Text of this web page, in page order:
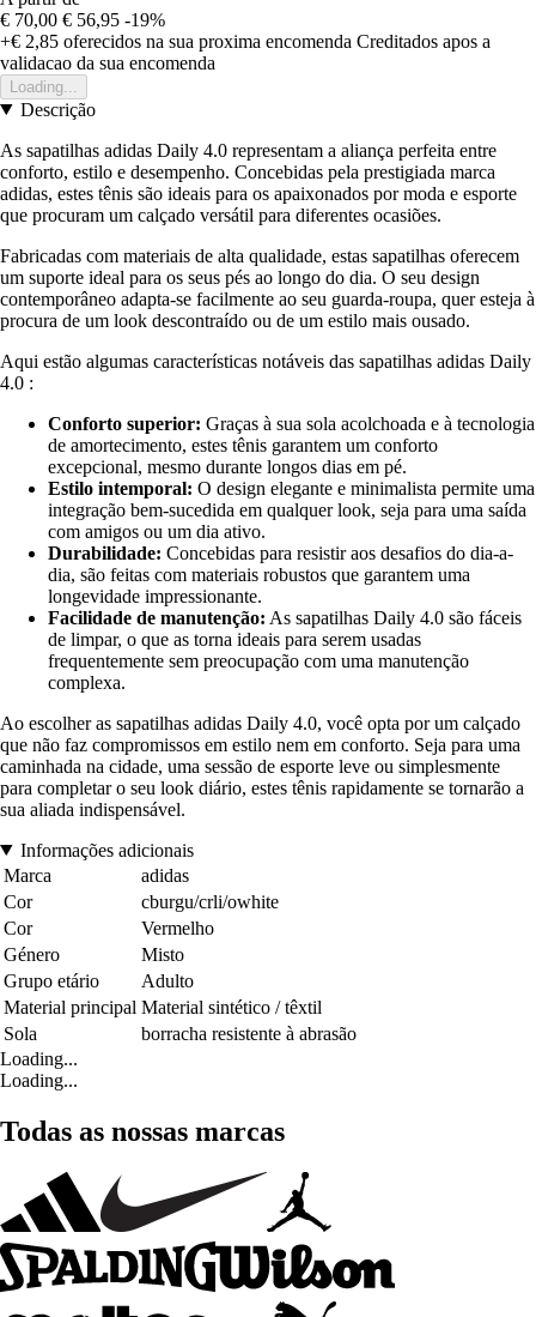
€ 70,00 € 56,95 -19%
+€ 2,85 oferecidos na sua proxima encomenda Creditados apos a
validacao da sua encomenda
Loading...
Descrição
As sapatilhas adidas Daily 4.0 representam a aliança perfeita entre
conforto, estilo e desempenho. Concebidas pela prestigiada marca
adidas, estes tênis são ideais para os apaixonados por moda e esporte
que procuram um calçado versátil para diferentes ocasiões.
Fabricadas com materiais de alta qualidade, estas sapatilhas oferecem
um suporte ideal para os seus pés ao longo do dia. O seu design
contemporâneo adapta-se facilmente ao seu guarda-roupa, quer esteja à
procura de um look descontraído ou de um estilo mais ousado.
Aqui estão algumas características notáveis das sapatilhas adidas Daily
4.0 :
Conforto superior: Graças à sua sola acolchoada e à tecnologia
de amortecimento, estes tênis garantem um conforto
excepcional, mesmo durante longos dias em pé.
Estilo intemporal: O design elegante e minimalista permite uma
integração bem-sucedida em qualquer look, seja para uma saída
com amigos ou um dia ativo.
Durabilidade: Concebidas para resistir aos desafios do dia-a-
dia, são feitas com materiais robustos que garantem uma
longevidade impressionante.
Facilidade de manutenção: As sapatilhas Daily 4.0 são fáceis
de limpar, o que as torna ideais para serem usadas
frequentemente sem preocupação com uma manutenção
complexa.
Ao escolher as sapatilhas adidas Daily 4.0, você opta por um calçado
que não faz compromissos em estilo nem em conforto. Seja para uma
caminhada na cidade, uma sessão de esporte leve ou simplesmente
para completar o seu look diário, estes tênis rapidamente se tornarão a
sua aliada indispensável.
Informações adicionais
Marca
adidas
Cor
cburgu/crli/owhite
Cor
Vermelho
Género
Misto
Grupo etário
Adulto
Material principal Material sintético / têxtil
Sola
borracha resistente à abrasão
Loading...
Loading...
Todas as nossas marcas